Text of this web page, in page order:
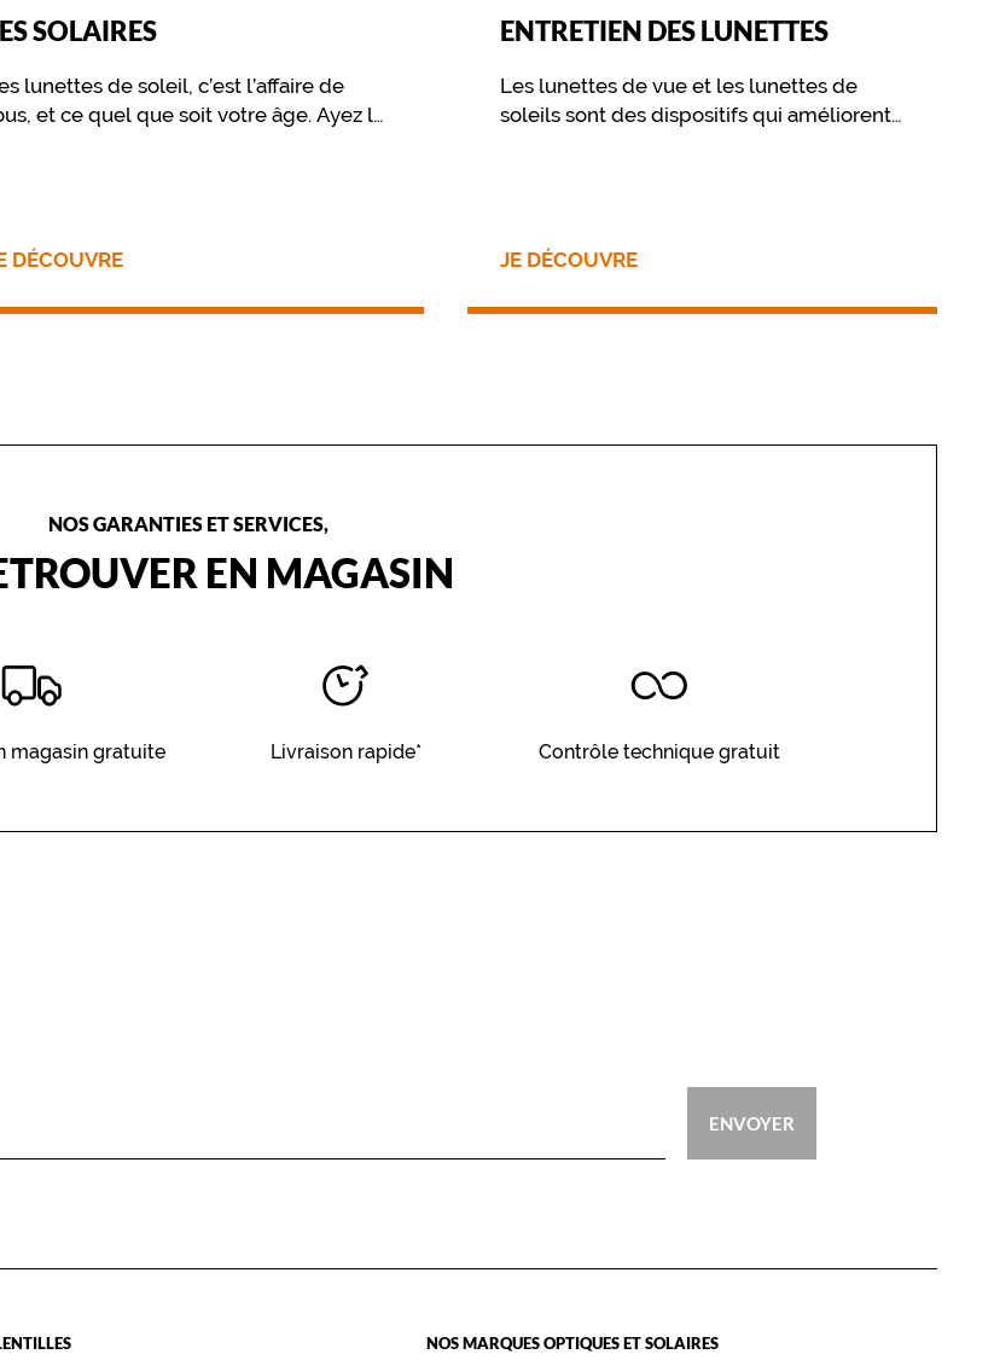
SOLAIRES
lunettes de soleil, c’est l’affaire de
et ce quel que soit votre âge. Ayez le
DÉCOUVRE
ENTRETIEN DES LUNETTES
Les lunettes de vue et les lunettes de
soleils sont des dispositifs qui améliorent
gestes simples, et d’un nettoyage
JE DÉCOUVRE
NOS GARANTIES ET SERVICES,
EN MAGASIN
magasin gratuite Livraison rapide* Contrôle technique gratuit
ENVOYER
NOS MARQUES OPTIQUES ET SOLAIRES